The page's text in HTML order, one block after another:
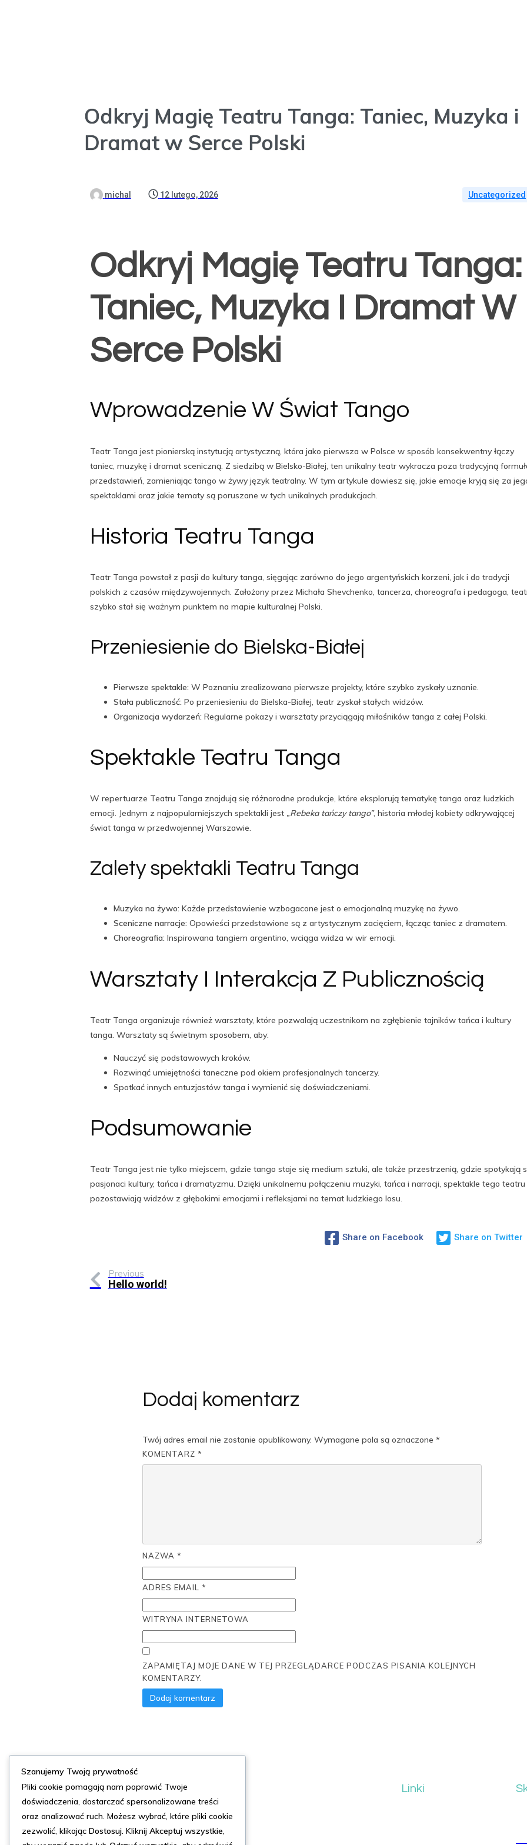
Odkryj Magię Teatru Tanga: Taniec, Muzyka i
Dramat w Serce Polski
michal 12 lutego, 2026 Uncategorized
Odkryj Magię Teatru Tanga:
Taniec, Muzyka I Dramat W
Serce Polski
Wprowadzenie W Świat Tango
Teatr Tanga jest pionierską instytucją artystyczną, która jako pierwsza w Polsce w sposób konsekwentny łączy
taniec, muzykę i dramat sceniczną. Z siedzibą w Bielsko-Białej, ten unikalny teatr wykracza poza tradycyjną
przedstawień, zamieniając tango w żywy język teatralny. W tym artykule dowiesz się, jakie emocje kryją się za
spektaklami oraz jakie tematy są poruszane w tych unikalnych produkcjach.
Historia Teatru Tanga
Teatr Tanga powstał z pasji do kultury tanga, sięgając zarówno do jego argentyńskich korzeni, jak i do tradycji
polskich z czasów międzywojennych. Założony przez Michała Shevchenko, tancerza, choreografa i pedagoga,
szybko stał się ważnym punktem na mapie kulturalnej Polski.
Przeniesienie do Bielska-Białej
Pierwsze spektakle:W Poznaniu zrealizowano pierwsze projekty, które szybko zyskały uznanie.
Stała publiczność:Po przeniesieniu do Bielska-Białej, teatr zyskał stałych widzów.
Organizacja wydarzeń:Regularne pokazy i warsztaty przyciągają miłośników tanga z całej Polski.
Spektakle Teatru Tanga
W repertuarze Teatru Tanga znajdują się różnorodne produkcje, które eksplorują tematykę tanga oraz ludzkich
emocji. Jednym z najpopularniejszych spektakli jest „Rebeka tańczy tango”, historia młodej kobiety odkrywającej
świat tanga w przedwojennej Warszawie.
Zalety spektakli Teatru Tanga
Muzyka na żywo:Każde przedstawienie wzbogacone jest o emocjonalną muzykę na żywo.
Sceniczne narracje:Opowieści przedstawione są z artystycznym zacięciem, łącząc taniec z dramatem.
Choreografia:Inspirowana tangiem argentino, wciąga widza w wir emocji.
Warsztaty I Interakcja Z Publicznością
Teatr Tanga organizuje również warsztaty, które pozwalają uczestnikom na zgłębienie tajników tańca i kultury
tanga. Warsztaty są świetnym sposobem, aby:
Nauczyć się podstawowych kroków.
Rozwinąć umiejętności taneczne pod okiem profesjonalnych tancerzy.
Spotkać innych entuzjastów tanga i wymienić się doświadczeniami.
Podsumowanie
Teatr Tanga jest nie tylko miejscem, gdzie tango staje się medium sztuki, ale także przestrzenią, gdzie spotykają
pasjonaci kultury, tańca i dramatyzmu. Dzięki unikalnemu połączeniu muzyki, tańca i narracji, spektakle tego teatru
pozostawiają widzów z głębokimi emocjami i refleksjami na temat ludzkiego losu.
Share on Facebook Share on Twitter
Previous
Hello world!
Dodaj komentarz
Twój adres email nie zostanie opublikowany. Wymagane pola są oznaczone*
KOMENTARZ *
NAZWA *
ADRES EMAIL *
WITRYNA INTERNETOWA
ZAPAMIĘTAJ MOJE DANE W TEJ PRZEGLĄDARCE PODCZAS PISANIA KOLEJNYCH
KOMENTARZY.
Teatr Tanga
Dzielimy się naszą pasją do tanga i sztuki teatralnej z widzami w Polsce.
Linki
Szanujemy Twoją prywatność
Pliki cookie pomagają nam poprawić Twoje
doświadczenia, dostarczać spersonalizowane treści
oraz analizować ruch. Możesz wybrać, które pliki cookie
zezwolić, klikając Dostosuj. Kliknij Akceptuj wszystkie,